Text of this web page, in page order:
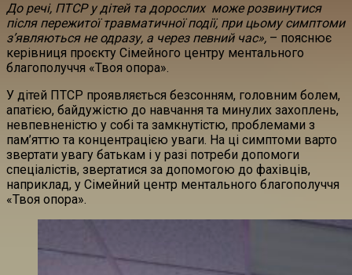
До речі, ПТСР у дітей та дорослих може розвинутися
після пережитої травматичної події, при цьому симптоми
з’являються не одразу, а через певний час», – пояснює
керівниця проєкту Сімейного центру ментального
благополуччя «Твоя опора».
У дітей ПТСР проявляється безсонням, головним болем,
апатією, байдужістю до навчання та минулих захоплень,
невпевненістю у собі та замкнутістю, проблемами з
пам’яттю та концентрацією уваги. На ці симптоми варто
звертати увагу батькам і у разі потреби допомоги
спеціалістів, звертатися за допомогою до фахівців,
наприклад, у Сімейний центр ментального благополуччя
«Твоя опора».